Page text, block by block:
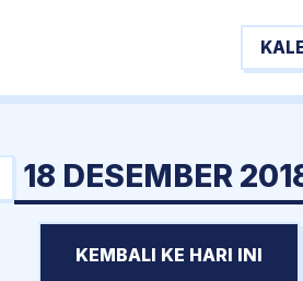
18 DESEMBER
KEMBALI KE HARI INI